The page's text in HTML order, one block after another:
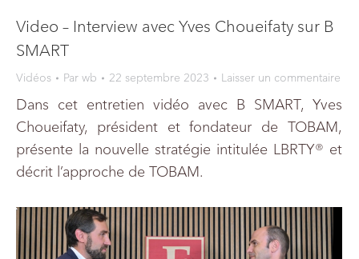
Video – Interview avec Yves Choueifaty sur B
SMART
Vidéos Par wb 22 septembre 2023 Laisser un commentaire
Dans cet entretien vidéo avec B SMART, Yves
Choueifaty, président et fondateur de TOBAM,
présente la nouvelle stratégie intitulée LBRTY® et
décrit l’approche de TOBAM.